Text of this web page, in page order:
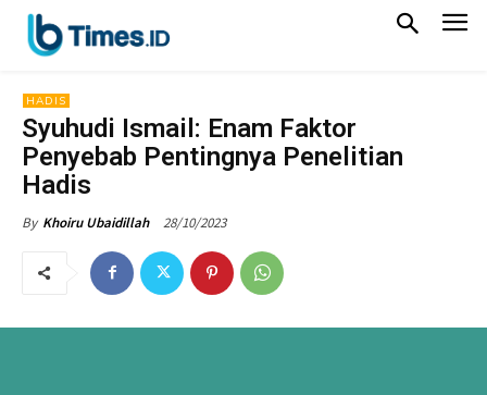
HADIS
Syuhudi Ismail: Enam Faktor
Penyebab Pentingnya Penelitian
Hadis
By Khoiru Ubaidillah 28/10/2023